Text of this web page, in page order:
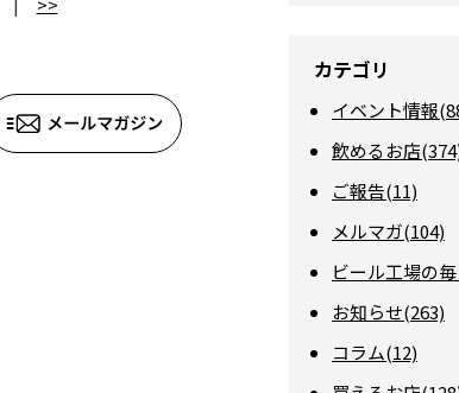
カテゴリ
イベント情報
飲めるお店
ご報告(11)
メルマガ(104)
ビール工場の
お知らせ(263)
コラム(12)